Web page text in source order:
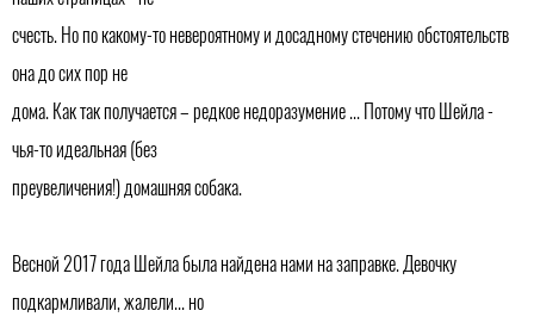
счесть. Но по какому-то невероятному и досадному стечению обстоятельств
она до сих пор не
дома. Как так получается – редкое недоразумение ... Потому что Шейла -
чья-то идеальная (без
преувеличения!) домашняя собака.
Весной 2017 года Шейла была найдена нами на заправке. Девочку
подкармливали, жалели... но